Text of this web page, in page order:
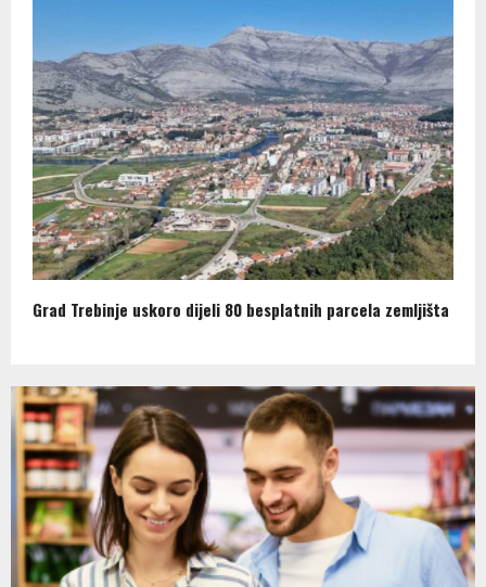
Grad Trebinje uskoro dijeli 80 besplatnih parcela zemljišta